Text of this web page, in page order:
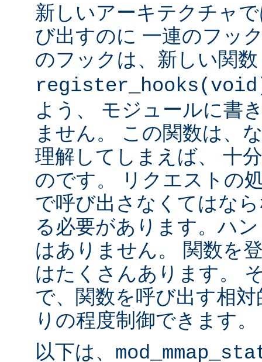
新しいアーキテクチャ
び出すのに 一連のフッ
のフックは、新しい関
よう、 モジュールに書
ません。 この関数は、
理解してしまえば、 十
のです。 リクエストの
で呼び出さなくてはな
る必要があります。ハ
はありません。 関数を
はたくさんあります。
で、関数を呼び出す相
りの程度制御できます。
以下は、